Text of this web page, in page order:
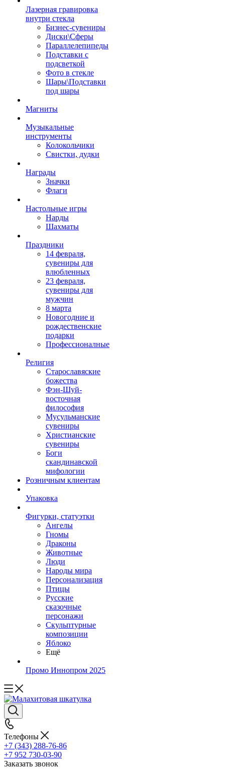
Лазерная гравировка
внутри стекла
Бизнес-сувениры
Диски\Сферы
Параллелепипеды
Подставки с
подсветкой
Фото в стекле
Шары\Подставки
под шары
Магниты
Музыкальные
инструменты
Колокольчики
Свистки, дудки
Награды
Значки
Флаги
Настольные игры
Нарды
Шахматы
Праздники
14 февраля,
сувениры для
влюбленных
23 февраля,
сувениры для
мужчин
8 марта
Новогодние и
рождественские
подарки
Профессионалные
Религия
Старославяские
божества
Фэн-Шуй-
восточная
философия
Мусульманские
сувениры
Христианские
сувениры
Боги
скандинавской
мифологии
Розничным клиентам
Упаковка
Фигурки, статуэтки
Ангелы
Гномы
Драконы
Животные
Люди
Народы мира
Персонализация
Птицы
Русские
сказочные
персонажи
Скульптурные
композиции
Яблоко
Ещё
Промо Иннопром 2025
Телефоны
+7 (343) 288-76-86
+7 952 730-03-90
Заказать звонок